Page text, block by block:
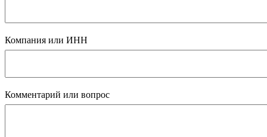
Компания или ИНН
Комментарий или вопрос